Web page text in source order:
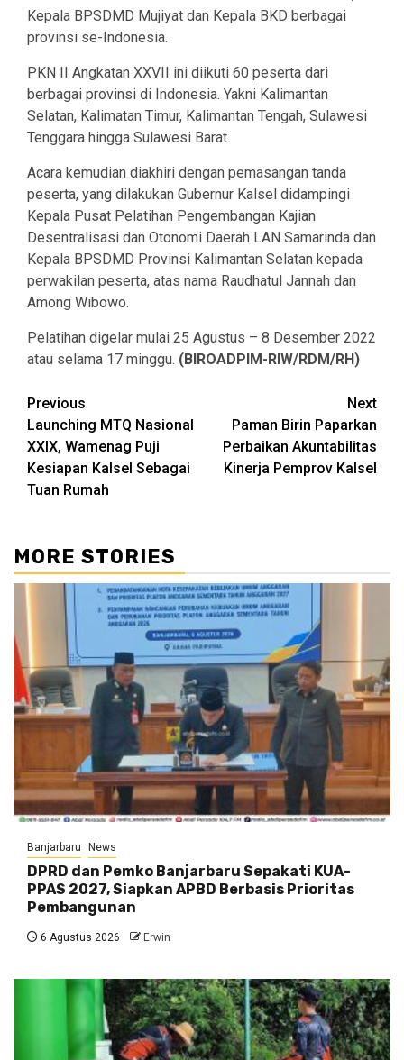
Kepala BPSDMD Mujiyat dan Kepala BKD berbagai
provinsi se-Indonesia.
PKN II Angkatan XXVII ini diikuti 60 peserta dari
berbagai provinsi di Indonesia. Yakni Kalimantan
Selatan, Kalimatan Timur, Kalimantan Tengah, Sulawesi
Tenggara hingga Sulawesi Barat.
Acara kemudian diakhiri dengan pemasangan tanda
peserta, yang dilakukan Gubernur Kalsel didampingi
Kepala Pusat Pelatihan Pengembangan Kajian
Desentralisasi dan Otonomi Daerah LAN Samarinda dan
Kepala BPSDMD Provinsi Kalimantan Selatan kepada
perwakilan peserta, atas nama Raudhatul Jannah dan
Among Wibowo.
Pelatihan digelar mulai 25 Agustus – 8 Desember 2022
atau selama 17 minggu. (BIROADPIM-RIW/RDM/RH)
Continue
Reading
Previous
Launching MTQ Nasional
XXIX, Wamenag Puji
Kesiapan Kalsel Sebagai
Tuan Rumah
Next
Paman Birin Paparkan
Perbaikan Akuntabilitas
Kinerja Pemprov Kalsel
MORE STORIES
Banjarbaru News
DPRD dan Pemko Banjarbaru Sepakati KUA-
PPAS 2027, Siapkan APBD Berbasis Prioritas
Pembangunan
6 Agustus 2026 Erwin